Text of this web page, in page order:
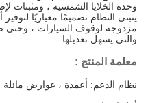
وحدة الخلايا الشمسية ، ومثبتات
يتبنى النظام تصميمًا معياريًا
مزدوجة لوقوف السيارات ،
والتي يسهل تعديلها.
معلمة المنتج :
نظام الدعم: أعمدة ، عوارض مائلة